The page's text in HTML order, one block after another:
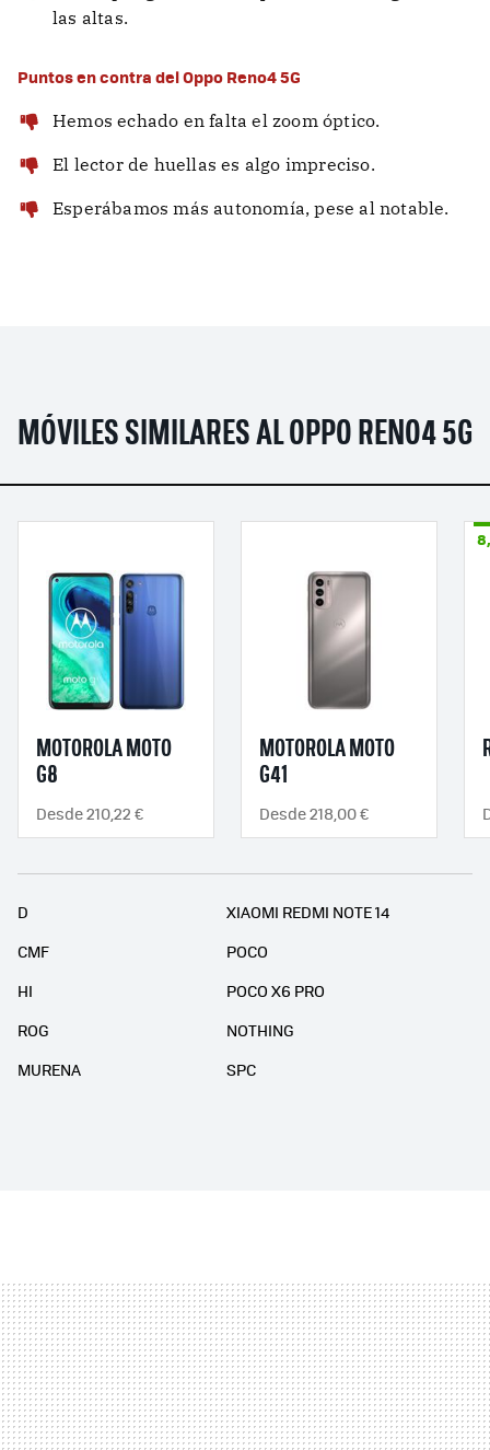
las altas.
Puntos en contra del Oppo Reno4 5G
Hemos echado en falta el zoom óptico.
El lector de huellas es algo impreciso.
Esperábamos más autonomía, pese al notable.
MÓVILES SIMILARES AL OPPO RENO4 5G
MOTOROLA MOTO
G8
Desde 210,22 €
MOTOROLA MOTO
G41
Desde 218,00 €
D
XIAOMI REDMI NOTE 14
CMF
POCO
HI
POCO X6 PRO
ROG
NOTHING
MURENA
SPC